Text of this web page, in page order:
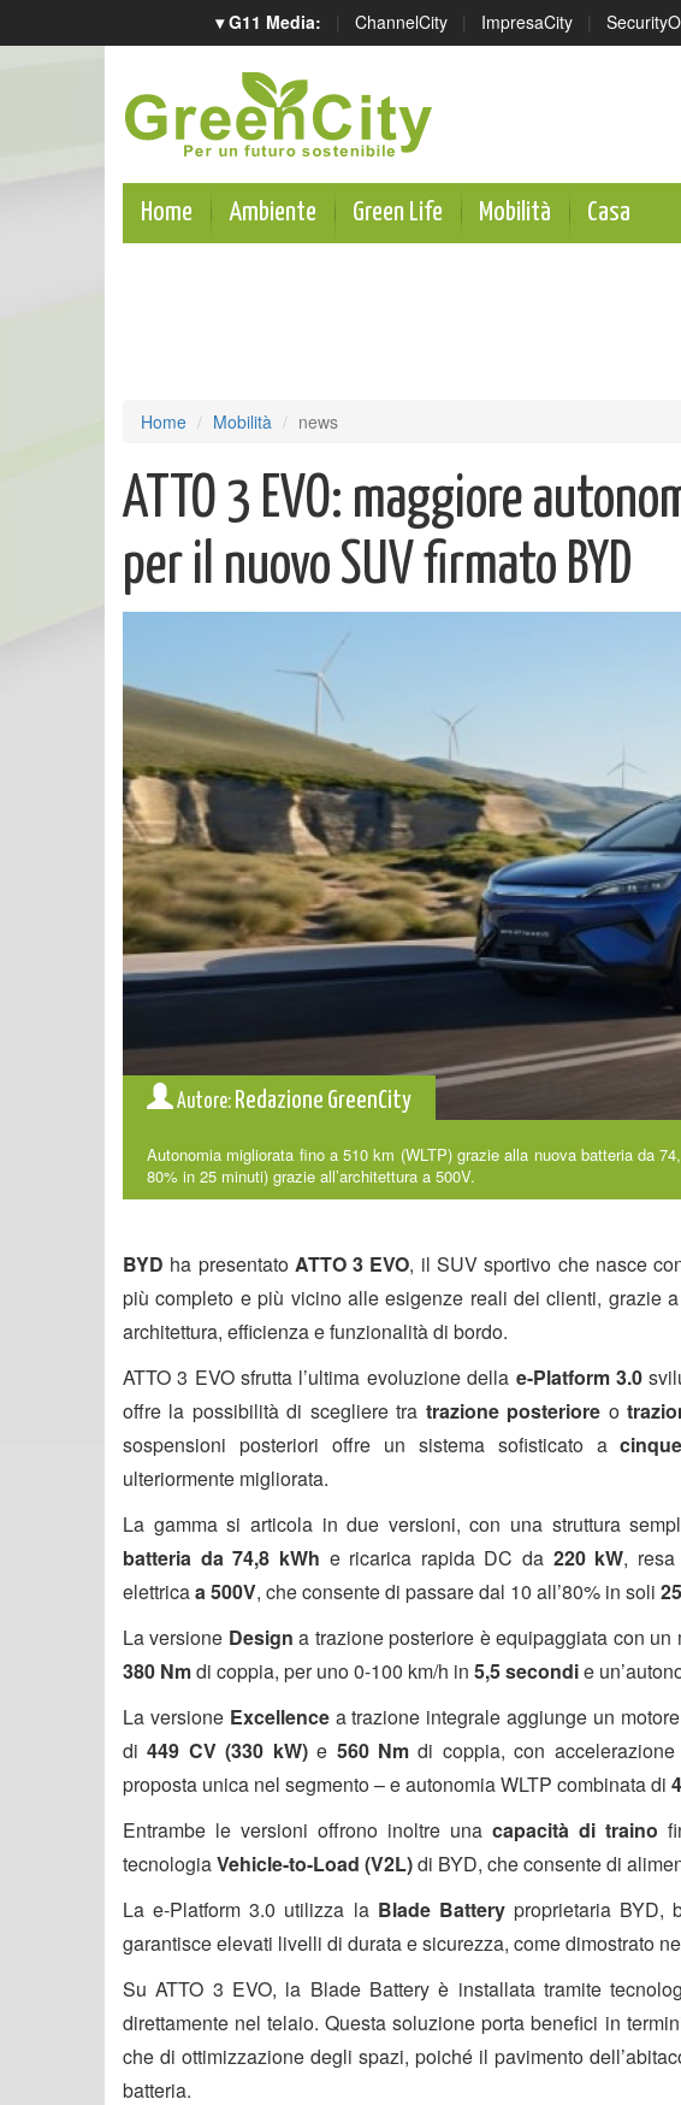
▾ G11 Media: | ChannelCity | ImpresaCity |
Home Ambiente Green Life Mobilità Casa
Home Mobilità news
ATTO 3 EVO: maggiore
per il nuovo SUV firmato BYD
Autore: Redazione GreenCity
Autonomia migliorata fino a 510 km (WLTP) grazie alla nuova batteria da
80% in 25 minuti) grazie all’architettura a 500V.
BYD ha presentatoATTO 3 EVO, il SUV sportivo che nasce
più completo e più vicino alle esigenze reali dei clienti, grazie
architettura, efficienza e funzionalità di bordo.
ATTO 3 EVO sfrutta l’ultima evoluzione della e-Platform 3.0
offre la possibilità di scegliere tra trazione posteriore o
sospensioni posteriori offre un sistema sofisticato a
ulteriormente migliorata.
La gamma si articola in due versioni, con una struttura
batteria da 74,8 kWh e ricarica rapida DC da 220 kW,
elettricaa 500V, che consente di passare dal 10 all’80% in soli
La versione Design a trazione posteriore è equipaggiata con
380 Nmdi coppia, per uno 0-100 km/h in 5,5 secondie
La versione Excellencea trazione integrale aggiunge un
di449 CV (330 kW)e 560 Nmdi coppia, con
proposta unica nel segmento – e autonomia WLTP combinata di
Entrambe le versioni offrono inoltre una capacità di traino
tecnologiaVehicle-to-Load (V2L)di BYD, che consente di
La e-Platform 3.0 utilizza la Blade Batteryproprietaria BYD,
garantisce elevati livelli di durata e sicurezza, come dimostrato
Su ATTO 3 EVO, la Blade Battery è installata tramite
direttamente nel telaio. Questa soluzione porta benefici in
che di ottimizzazione degli spazi, poiché il pavimento
batteria.